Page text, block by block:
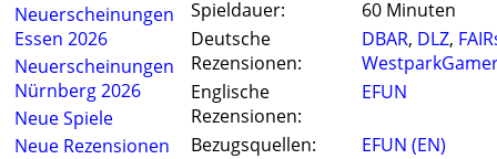
Neuerscheinungen
Essen 2026
Neuerscheinungen
Nürnberg 2026
Neue Spiele
Neue Rezensionen
Spieldauer:
60 Minuten
Deutsche
Rezensionen:
DBAR, DLZ,
Englische
Rezensionen:
EFUN
Bezugsquellen:
EFUN (EN)